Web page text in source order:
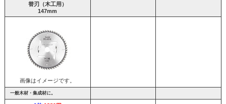
替刃 （木工用）
147mm
画像はイメージです。
一般木材・集成材に。